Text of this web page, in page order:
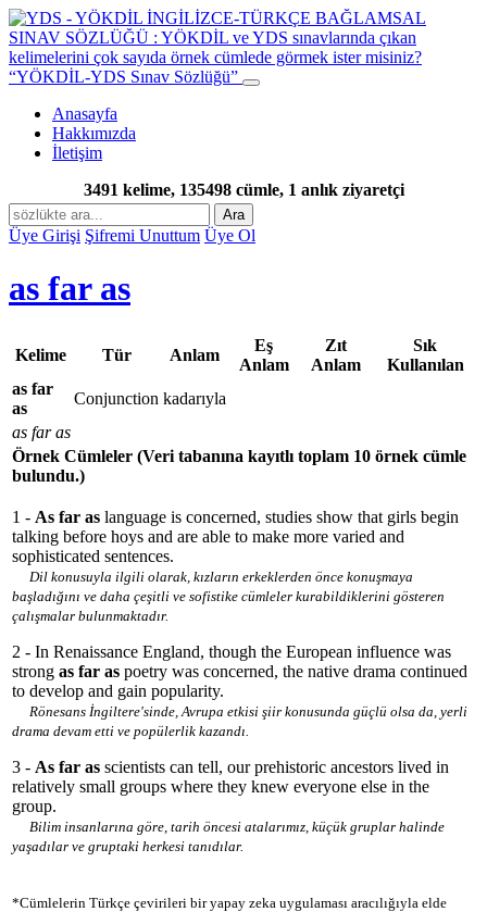
“YÖKDİL-YDS Sınav Sözlüğü”
Anasayfa
Hakkımızda
İletişim
3491 kelime, 135498 cümle, 1 anlık ziyaretçi
Ara
Üye Girişi Şifremi Unuttum Üye Ol
as far as
Kelime Tür Anlam
Eş
Anlam
Zıt
Anlam
Sık
Kullanılan
as far
as
Conjunction kadarıyla
as far as
Örnek Cümleler (Veri tabanına kayıtlı toplam 10 örnek cümle
bulundu.)
1 - As far as language is concerned, studies show that girls begin
talking before hoys and are able to make more varied and
sophisticated sentences.
Dil konusuyla ilgili olarak, kızların erkeklerden önce konuşmaya
başladığını ve daha çeşitli ve sofistike cümleler kurabildiklerini gösteren
çalışmalar bulunmaktadır.
2 - In Renaissance England, though the European influence was
strong as far as poetry was concerned, the native drama continued
to develop and gain popularity.
Rönesans İngiltere'sinde, Avrupa etkisi şiir konusunda güçlü olsa da, yerli
drama devam etti ve popülerlik kazandı.
3 - As far as scientists can tell, our prehistoric ancestors lived in
relatively small groups where they knew everyone else in the
group.
Bilim insanlarına göre, tarih öncesi atalarımız, küçük gruplar halinde
yaşadılar ve gruptaki herkesi tanıdılar.
*Cümlelerin Türkçe çevirileri bir yapay zeka uygulaması aracılığıyla elde